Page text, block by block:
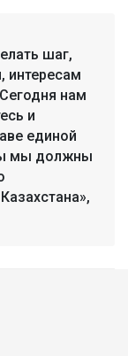
шаг,
интересам
нам
и
единой
мы должны